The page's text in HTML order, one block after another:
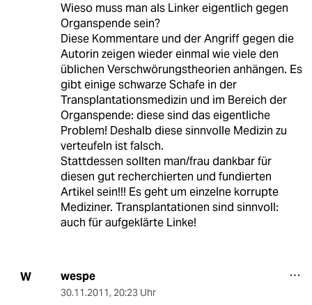
Wieso muss man als Linker eigentlich gegen
Organspende sein?
Diese Kommentare und der Angriff gegen die
Autorin zeigen wieder einmal wie viele den
üblichen Verschwörungstheorien anhängen. Es
gibt einige schwarze Schafe in der
Transplantationsmedizin und im Bereich der
Organspende: diese sind das eigentliche
Problem! Deshalb diese sinnvolle Medizin zu
verteufeln ist falsch.
Stattdessen sollten man/frau dankbar für
diesen gut recherchierten und fundierten
Artikel sein!!! Es geht um einzelne korrupte
Mediziner. Transplantationen sind sinnvoll:
auch für aufgeklärte Linke!
W wespe
30.11.2011, 20:23 Uhr